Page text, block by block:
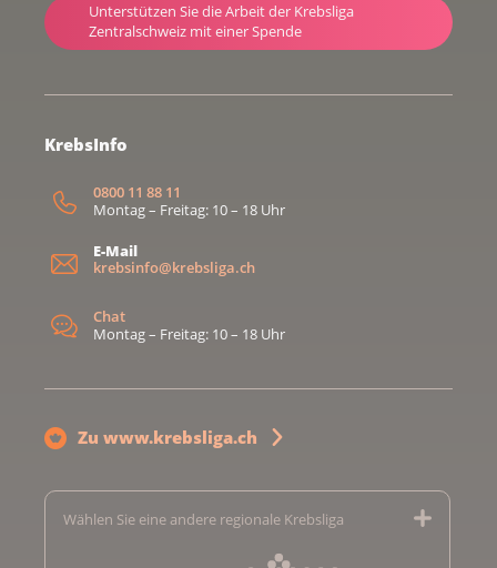
Unterstützen Sie die Arbeit der Krebsliga
Zentralschweiz mit einer Spende
KrebsInfo
0800 11 88 11
Montag – Freitag: 10 – 18 Uhr
E-Mail
krebsinfo@krebsliga.ch
Chat
Montag – Freitag: 10 – 18 Uhr
Zu www.krebsliga.ch
Wählen Sie eine andere regionale Krebsliga